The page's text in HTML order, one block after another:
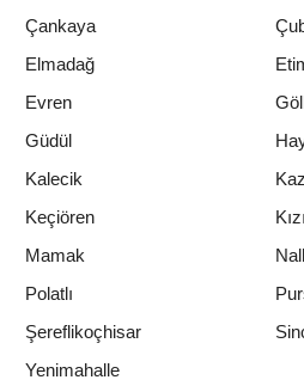
Çankaya
Elmadağ
Evren
Güdül
Kalecik
Keçiören
Mamak
Polatlı
Şereflikoçhisar
Yenimahalle